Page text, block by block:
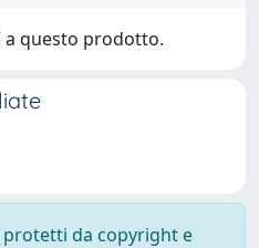
a questo prodotto.
protetti da copyright e